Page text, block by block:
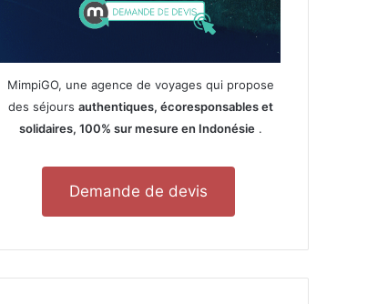
MimpiGO, une agence de voyages qui propose
des séjours authentiques, écoresponsables et
solidaires, 100% sur mesure en Indonésie.
Demande de devis